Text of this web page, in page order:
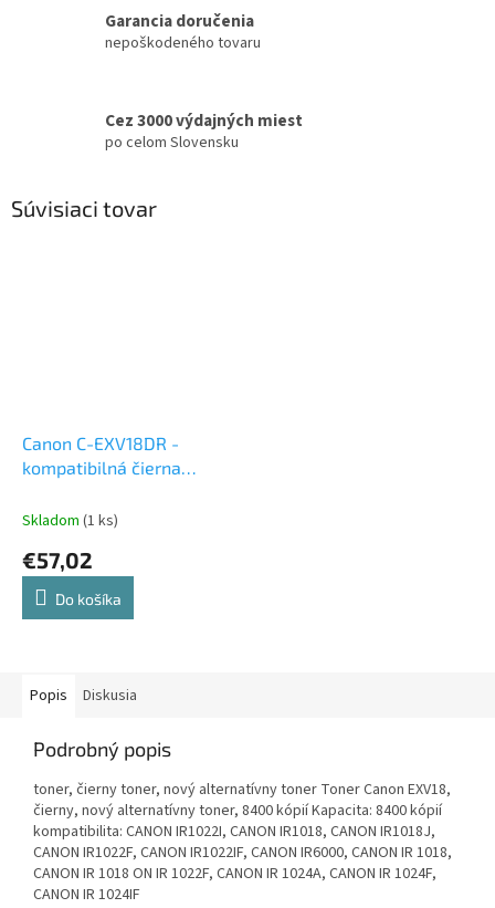
Garancia doručenia
nepoškodeného tovaru
Cez 3000 výdajných miest
po celom Slovensku
Súvisiaci tovar
Canon C-EXV18DR -
kompatibilná čierna
Skladom (1 ks)
€57,02
Do košíka
Popis Diskusia
Podrobný popis
toner, čierny toner, nový alternatívny toner Toner Canon EXV18,
čierny, nový alternatívny toner, 8400 kópií Kapacita: 8400 kópií
kompatibilita: CANON IR1022I, CANON IR1018, CANON IR1018J,
CANON IR1022F, CANON IR1022IF, CANON IR6000, CANON IR 1018,
CANON IR 1018 ON IR 1022F, CANON IR 1024A, CANON IR 1024F,
CANON IR 1024IF